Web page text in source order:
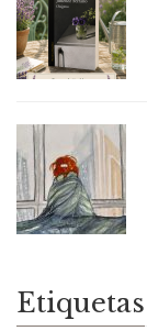
Etiquetas